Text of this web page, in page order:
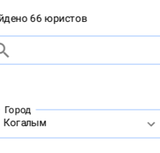
66 юристов
Город